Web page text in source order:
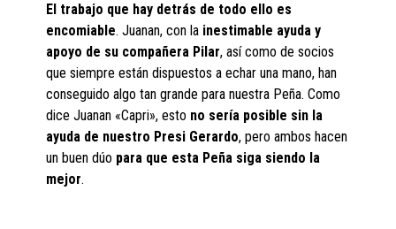
El trabajo que hay detrás de todo ello es
encomiable. Juanan, con la inestimable ayuda y
apoyo de su compañera Pilar, así como de socios
que siempre están dispuestos a echar una mano, han
conseguido algo tan grande para nuestra Peña. Como
dice Juanan «Capri», esto no sería posible sin la
ayuda de nuestro Presi Gerardo, pero ambos hacen
un buen dúo para que esta Peña siga siendo la
mejor.